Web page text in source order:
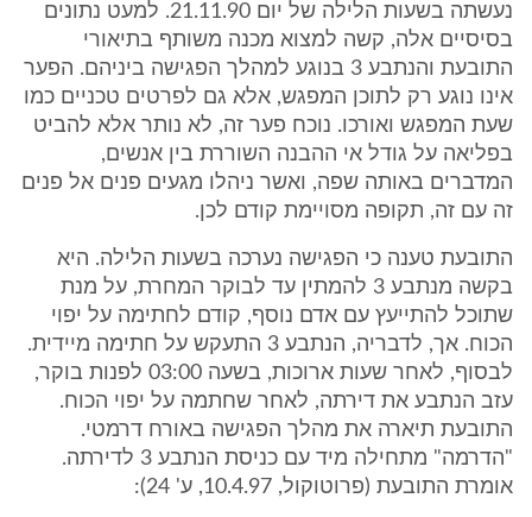
נעשתה בשעות הלילה של יום 21.11.90. למעט נתונים
בסיסיים אלה, קשה למצוא מכנה משותף בתיאורי
התובעת והנתבע 3 בנוגע למהלך הפגישה ביניהם. הפער
אינו נוגע רק לתוכן המפגש, אלא גם לפרטים טכניים כמו
שעת המפגש ואורכו. נוכח פער זה, לא נותר אלא להביט
בפליאה על גודל אי ההבנה השוררת בין אנשים,
המדברים באותה שפה, ואשר ניהלו מגעים פנים אל פנים
זה עם זה, תקופה מסויימת קודם לכן.
התובעת טענה כי הפגישה נערכה בשעות הלילה. היא
בקשה מנתבע 3 להמתין עד לבוקר המחרת, על מנת
שתוכל להתייעץ עם אדם נוסף, קודם לחתימה על יפוי
הכוח. אך, לדבריה, הנתבע 3 התעקש על חתימה מיידית.
לבסוף, לאחר שעות ארוכות, בשעה 03:00 לפנות בוקר,
עזב הנתבע את דירתה, לאחר שחתמה על יפוי הכוח.
התובעת תיארה את מהלך הפגישה באורח דרמטי.
"הדרמה" מתחילה מיד עם כניסת הנתבע 3 לדירתה.
אומרת התובעת (פרוטוקול, 10.4.97, ע' 24):